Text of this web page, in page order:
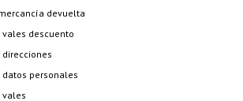
devuelta
vales descuento
direcciones
datos personales
vales